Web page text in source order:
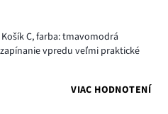
C,farba: tmavomodrá
vpredu veľmi praktické
VIAC HODNOTENÍ